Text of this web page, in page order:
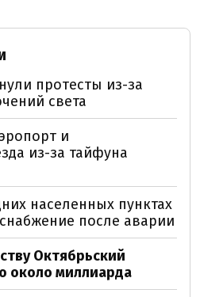
протесты из-за
света
и
из-за тайфуна
населенных пунктах
после аварии
Октябрьский
около миллиарда